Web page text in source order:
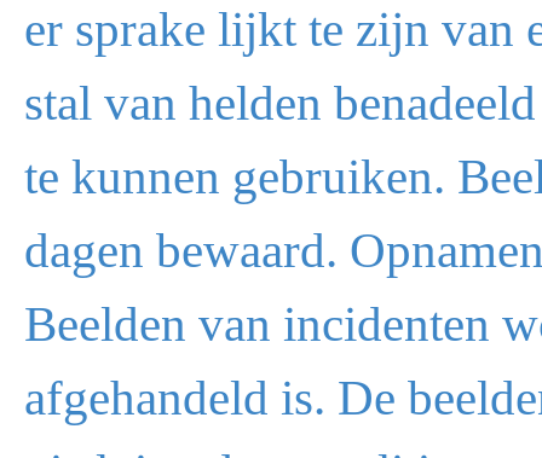
er sprake lijkt te zijn van
stal van helden
te kunnen gebruiken.
dagen bewaard.
Beelden van incidenten
afgehandeld is. De